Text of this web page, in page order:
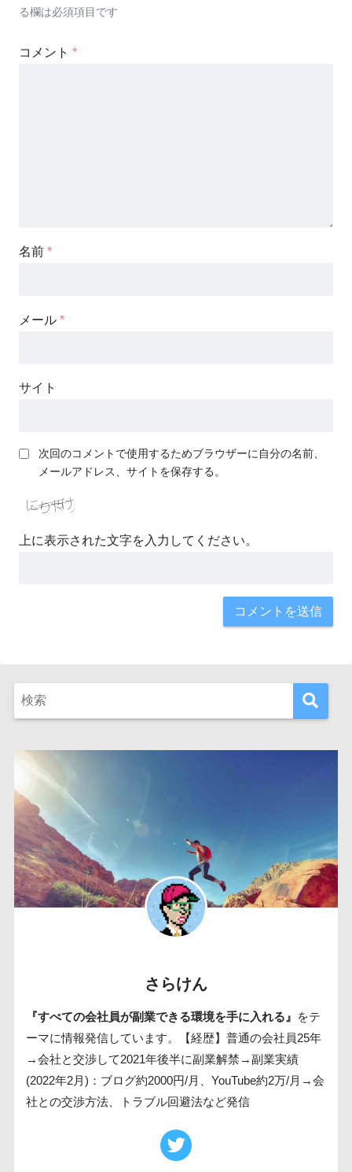
る欄は必須項目です
コメント *
名前 *
メール *
サイト
次回のコメントで使用するためブラウザーに自分の名前、
メールアドレス、サイトを保存する。
上に表示された文字を入力してください。
さらけん
『すべての会社員が副業できる環境を手に入れる』
をテ
ーマに情報発信しています。【経歴】普通の会社員25年
→会社と交渉して2021年後半に副業解禁→副業実績
(2022年2月)：ブログ約2000円/月、YouTube約2万/月→会
社との交渉方法、トラブル回避法など発信